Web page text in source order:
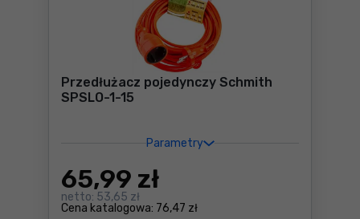
Przedłużacz pojedynczy Schmith
SPSLO-1-15
Parametry
Cena katalogowa: 76,47 zł
65,99 zł
netto: 53,65 zł